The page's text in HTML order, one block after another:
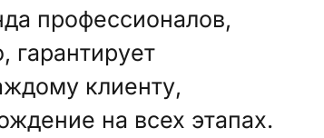
профессионалов,
гарантирует
клиенту,
на всех этапах.